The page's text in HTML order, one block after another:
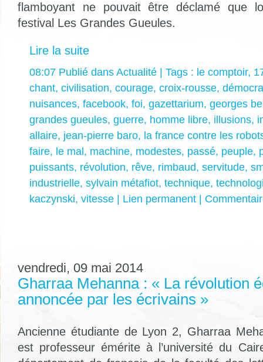
flamboyant ne pouvait être déclamé que
festival Les Grandes Gueules.
Lire la suite
08:07 Publié dans Actualité | Tags : le comptoir,
chant, civilisation, courage, croix-rousse,
nuisances, facebook, foi, gazettarium, georges
grandes gueules, guerre, homme libre, illusions,
allaire, jean-pierre baro, la france contre les
faire, le mal , machine, modestes, passé, peuple,
puissants, révolution, rêve, rimbaud, servitude,
industrielle, sylvain métafiot, technique,
kaczynski, vitesse Lien permanent
vendredi, 09 mai 2014
Gharraa Mehanna : « La révolution
annoncée par les écrivains »
Ancienne étudiante de Lyon 2, Gharraa
est professeur émérite à l’université du